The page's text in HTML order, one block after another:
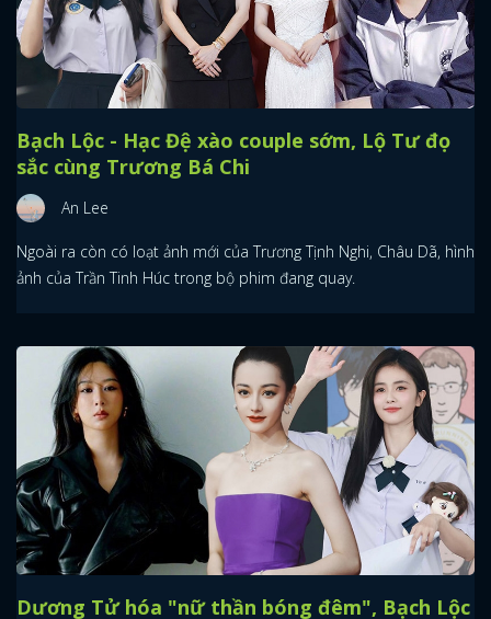
Bạch Lộc - Hạc Đệ xào couple sớm, Lộ Tư đọ
sắc cùng Trương Bá Chi
An Lee
Ngoài ra còn có loạt ảnh mới của Trương Tịnh Nghi, Châu Dã, hình
ảnh của Trần Tinh Húc trong bộ phim đang quay.
Dương Tử hóa "nữ thần bóng đêm", Bạch Lộc